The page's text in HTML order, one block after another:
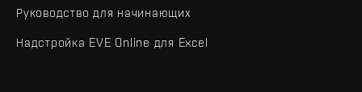
Руководство для начинающих
Надстройка EVE Online для Excel